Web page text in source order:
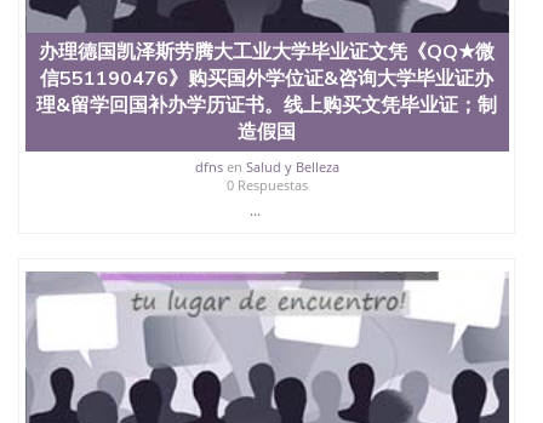
办理德国凯泽斯劳腾大工业大学毕业证文凭《QQ★微
信551190476》购买国外学位证&咨询大学毕业证办
理&留学回国补办学历证书。线上购买文凭毕业证；制
造假国
dfnsen Salud y Belleza
0 Respuestas
...